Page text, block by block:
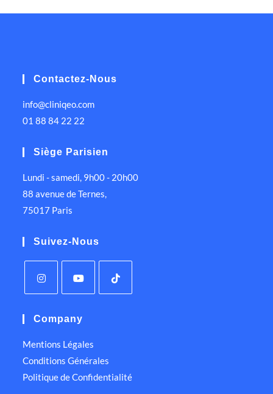
Contactez-Nous
info@cliniqeo.com
01 88 84 22 22
Siège Parisien
Lundi - samedi, 9h00 - 20h00
88 avenue de Ternes,
75017 Paris
Suivez-Nous
Company
Mentions Légales
Conditions Générales
Politique de Confidentialité